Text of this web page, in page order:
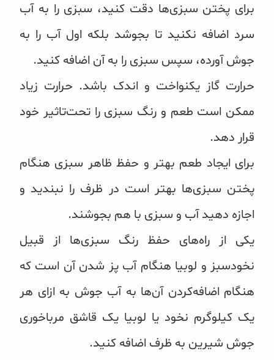
زیتون و روغن زیتون
رایس کیک
غلات و دانه‌های سالم
پک سلامتی OAB
کتاب‌های OAB
وبلاگ
برای پختن سبزی‌ها دقت کنید، سبزی را به آب
سرد اضافه نکنید تا بجوشد بلکه اول آب را به
جوش آورده، سپس سبزی را به آن اضافه کنید.
حرارت گاز یکنواخت و اندک باشد. حرارت زیاد
ممکن است طعم و رنگ سبزی را تحت‌تاثیر خود
قرار دهد.
برای ایجاد طعم بهتر و حفظ ظاهر سبزی هنگام
پختن سبزی‌ها بهتر است در ظرف را نبندید و
اجازه دهید آب و سبزی با هم بجوشند.
یکی از راه‌های حفظ رنگ سبزی‌ها از قبیل
نخودسبز و لوبیا هنگام آب پز شدن آن است که
هنگام اضافه‌کردن آن‌ها به آب جوش به ازای هر
یک کیلوگرم نخود یا لوبیا یک قاشق مرباخوری
جوش شیرین به ظرف اضافه کنید.